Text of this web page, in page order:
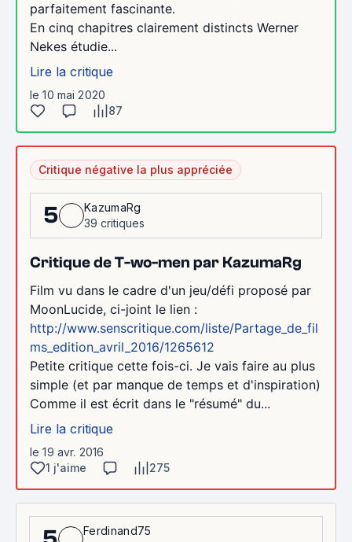
parfaitement fascinante.
En cinq chapitres clairement distincts Werner
Nekes étudie...
Lire la critique
le 10 mai 2020
87
Critique négative la plus appréciée
5
KazumaRg
39 critiques
Critique de T-wo-men par KazumaRg
Film vu dans le cadre d'un jeu/défi proposé par
MoonLucide, ci-joint le lien :
http://www.senscritique.com/liste/Partage_de_fil
ms_edition_avril_2016/1265612
Petite critique cette fois-ci. Je vais faire au plus
simple (et par manque de temps et d'inspiration)
Comme il est écrit dans le "résumé" du...
Lire la critique
le 19 avr. 2016
1 j'aime
275
Ferdinand75